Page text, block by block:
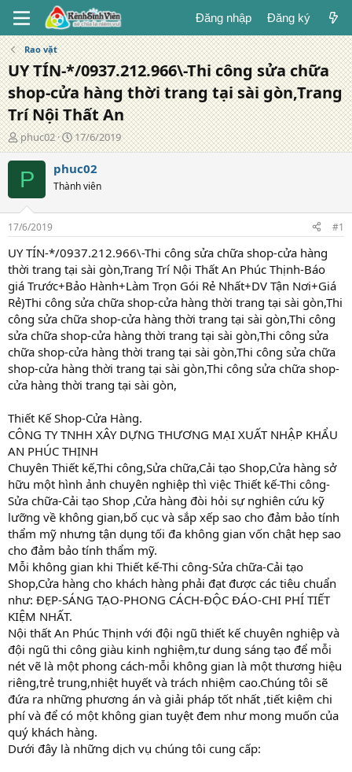
Đăng nhập Đăng ký
Rao vặt
UY TÍN-*/0937.212.966\-Thi công sửa chữa
shop-cửa hàng thời trang tại sài gòn,Trang
Trí Nội Thất An
T
á
c
g
ả
phuc02
N
g
à
y
đ
g
17/6/2019
P phuc02
Thành viên
17/6/2019 #1
UY TÍN-*/0937.212.966\-Thi công sửa chữa shop-cửa hàng
thời trang tại sài gòn,Trang Trí Nội Thất An Phúc Thịnh-Báo
giá Trước+Bảo Hành+Làm Trọn Gói Rẻ Nhất+DV Tận Nơi+Giá
Rẻ)Thi công sửa chữa shop-cửa hàng thời trang tại sài gòn,Thi
công sửa chữa shop-cửa hàng thời trang tại sài gòn,Thi công
sửa chữa shop-cửa hàng thời trang tại sài gòn,Thi công sửa
chữa shop-cửa hàng thời trang tại sài gòn,Thi công sửa chữa
shop-cửa hàng thời trang tại sài gòn,Thi công sửa chữa shop-
cửa hàng thời trang tại sài gòn,
Thiết Kế Shop-Cửa Hàng.
CÔNG TY TNHH XÂY DỰNG THƯƠNG MẠI XUẤT NHẬP KHẨU
AN PHÚC THỊNH
Chuyên Thiết kế,Thi công,Sửa chữa,Cải tạo Shop,Cửa hàng sở
hữu một hình ảnh chuyên nghiệp thì việc Thiết kế-Thi công-
Sửa chữa-Cải tạo Shop ,Cửa hàng đòi hỏi sự nghiên cứu kỹ
lưỡng về không gian,bố cục và sắp xếp sao cho đảm bảo tính
thẩm mỹ nhưng tận dụng tối đa không gian vốn chật hẹp sao
cho đảm bảo tính thẩm mỹ.
Mỗi không gian khi Thiết kế-Thi công-Sửa chữa-Cải tạo
Shop,Cửa hàng cho khách hàng phải đạt được các tiêu chuẩn
như: ĐẸP-SÁNG TẠO-PHONG CÁCH-ĐỘC ĐÁO-CHI PHÍ TIẾT
KIỆM NHẤT.
Nội thất An Phúc Thịnh với đội ngũ thiết kế chuyên nghiệp và
đội ngũ thi công giàu kinh nghiệm,tư dung sáng tạo để mỗi
nét vẽ là một phong cách-mỗi không gian là một thương hiệu
riêng,trẻ trung,nhiệt huyết và trách nhiệm cao.Chúng tôi sẽ
đứa ra những phương án và giải pháp tốt nhất ,tiết kiệm chi
phí và để có một không gian tuyệt đem như mong muốn của
quý khách hàng.
Dưới đây là những dịch vụ chúng tôi cung cấp: